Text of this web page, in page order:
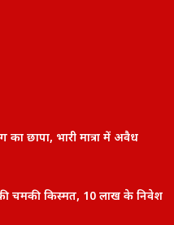
छापा, भारी मात्रा में अवैध
चमकी किस्मत, 10 लाख के निवेश